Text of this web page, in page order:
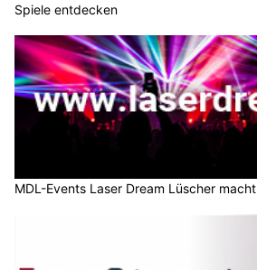
Spiele entdecken
MDL-Events Laser Dream Lüscher